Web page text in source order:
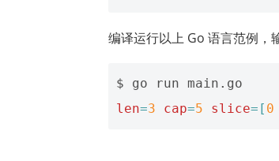
编译运行以上 Go 语言范例，
len=3 cap=5 slice=[ 0